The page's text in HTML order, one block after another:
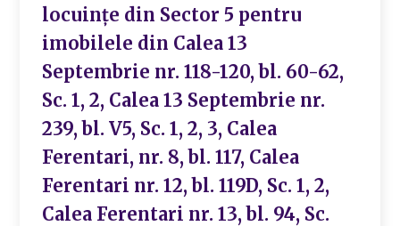
locuințe din Sector 5 pentru
imobilele din Calea 13
Septembrie nr. 118-120, bl. 60-62,
Sc. 1, 2, Calea 13 Septembrie nr.
239, bl. V5, Sc. 1, 2, 3, Calea
Ferentari, nr. 8, bl. 117, Calea
Ferentari nr. 12, bl. 119D, Sc. 1, 2,
Calea Ferentari nr. 13, bl. 94, Sc.